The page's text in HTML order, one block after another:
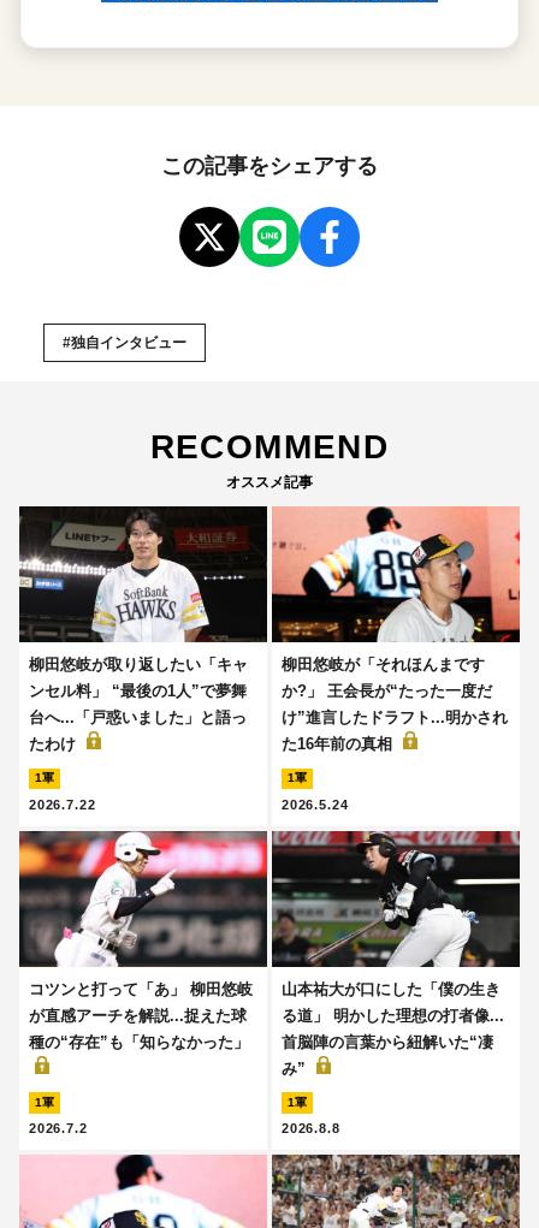
この記事をシェアする
#独自インタビュー
RECOMMEND
オススメ記事
柳田悠岐が取り返したい「キャ
ンセル料」 “最後の1人”で夢舞
台へ...「戸惑いました」と語っ
たわけ
1軍
2026.7.22
柳田悠岐が「それほんまです
か?」 王会長が“たった一度だ
け”進言したドラフト...明かされ
た16年前の真相
1軍
2026.5.24
コツンと打って「あ」 柳田悠岐
が直感アーチを解説...捉えた球
種の“存在”も「知らなかった」
1軍
2026.7.2
山本祐大が口にした「僕の生き
る道」 明かした理想の打者像...
首脳陣の言葉から紐解いた“凄
み”
1軍
2026.8.8